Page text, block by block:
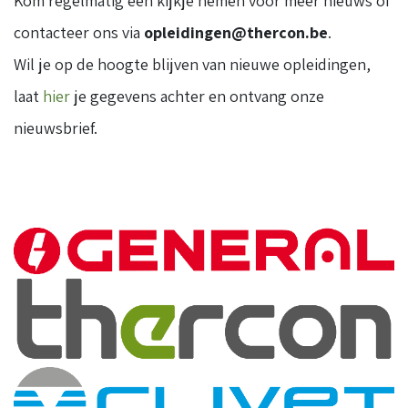
contacteer ons via opleidingen@thercon.be.
Wil je op de hoogte blijven van nieuwe opleidingen,
laat hier je gegevens achter en ontvang onze
nieuwsbrief.